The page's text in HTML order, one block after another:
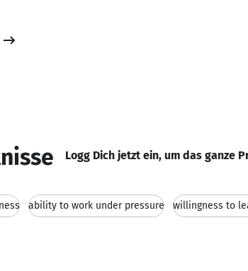
Logg Dich jetzt ein, um das ganze
ability to work under pressure willingness to